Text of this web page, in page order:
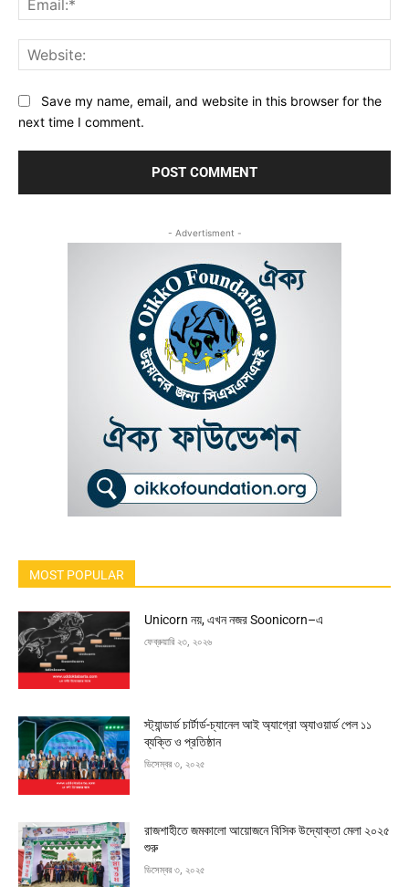
Save my name, email, and website in this browser for the
next time I comment.
- Advertisment -
MOST POPULAR
Unicorn নয়, এখন নজর Soonicorn–এ
ফেব্রুয়ারি ২৩, ২০২৬
স্ট্যান্ডার্ড চার্টার্ড-চ্যানেল আই অ্যাগ্রো অ্যাওয়ার্ড পেল ১১
ব্যক্তি ও প্রতিষ্ঠান
ডিসেম্বর ৩, ২০২৫
রাজশাহীতে জমকালো আয়োজনে বিসিক উদ্যোক্তা মেলা ২০২৫
শুরু
ডিসেম্বর ৩, ২০২৫